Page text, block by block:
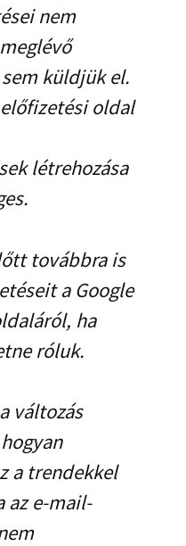
nem
küldjük el.
oldal
létrehozása
továbbra is
a Google
ha
róluk.
változás
a trendekkel
az e-mail-